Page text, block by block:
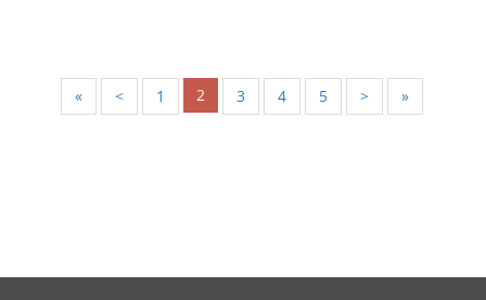
« < 1 2 3 4 5 > »